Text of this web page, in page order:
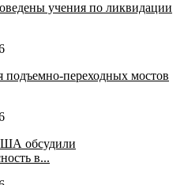
учения по ликвидации
подъемно-переходных мостов
обсудили
в...